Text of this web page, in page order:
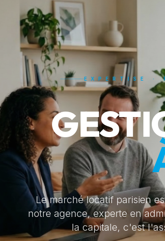
EXPERTISE ·
Le marché locatif parisien
notre agence, experte en
la capitale, c'est